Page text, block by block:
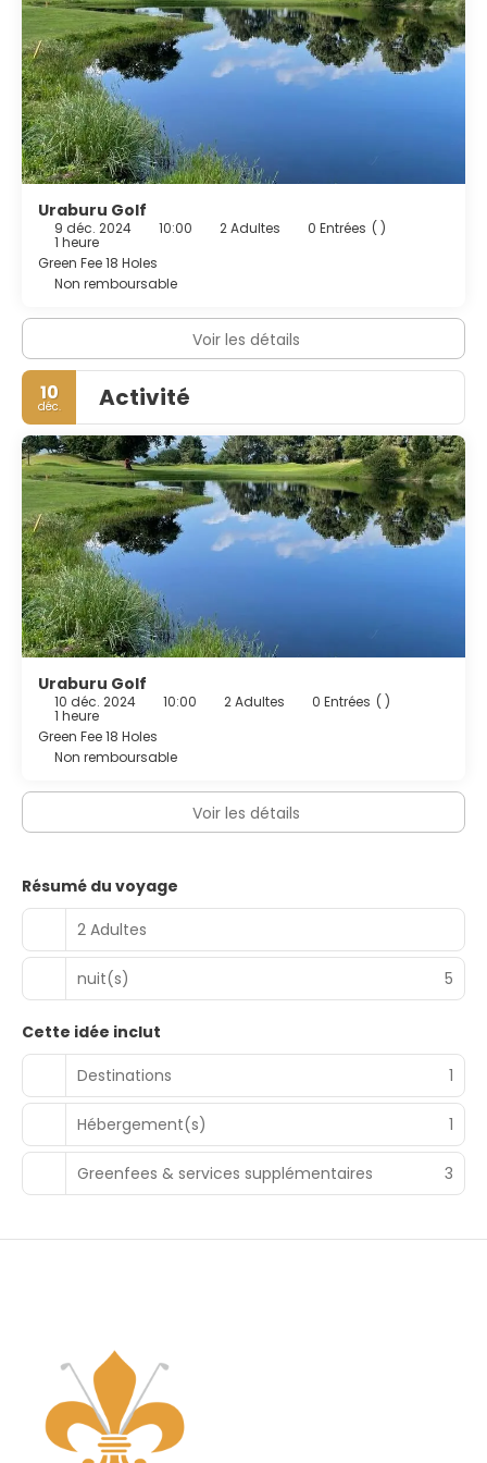
d'affaires, un service de nettoyage à sec / blanchisserie
et une réception ouverte 24 h/24. Si vous devez organiser
une réunion à Mungia, faites confiance à cet hôtel qui
dispose d'espaces événements mesurant 461 mètres
carrés et comprenant un espace de conférence et des
salles de réunion. En échange d'un supplément, vous
pouvez profiter des services d'une navette vers et depuis
l'aéroport. De plus un parking gratuit se trouve dans
l'enceinte de l'hébergement.
Uraburu Golf
9 déc. 2024 10:00 2 Adultes 0 Entrées ( )
1 heure
Green Fee 18 Holes
Non remboursable
Voir les détails
10
déc. Activité
Uraburu Golf
10 déc. 2024 10:00 2 Adultes 0 Entrées ( )
1 heure
Green Fee 18 Holes
Non remboursable
Voir les détails
Résumé du voyage
2 Adultes
nuit(s) 5
Cette idée inclut
Destinations
1
Hébergement(s) 1
Greenfees & services supplémentaires 3